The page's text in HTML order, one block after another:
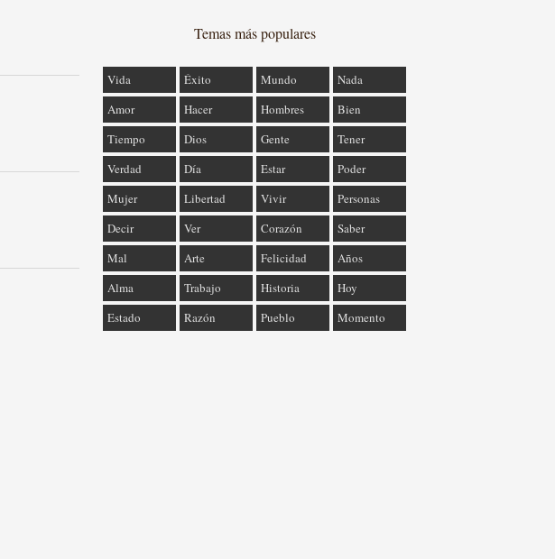
Temas más populares
Vida Éxito Mundo
Nada
Amor
Hacer Hombres
Bien
Tiempo
Dios Gente
Tener
Verdad
Día Estar
Poder
Mujer
Libertad Vivir
Personas
Decir
Ver Corazón
Saber
Mal
Arte Felicidad
Años
Alma
Trabajo Historia
Hoy
Estado
Razón Pueblo Momento